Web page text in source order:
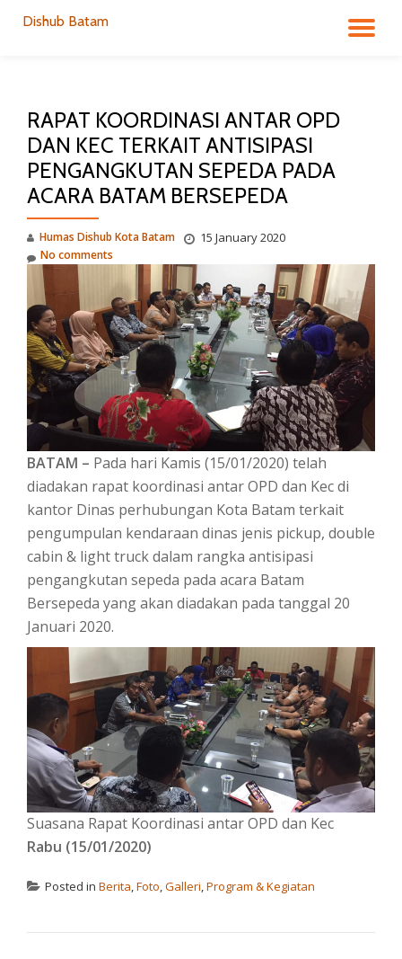
Dishub Batam
RAPAT KOORDINASI ANTAR OPD
DAN KEC TERKAIT ANTISIPASI
PENGANGKUTAN SEPEDA PADA
ACARA BATAM BERSEPEDA
Humas Dishub Kota Batam 15 January 2020
No comments
BATAM – Pada hari Kamis (15/01/2020) telah
diadakan rapat koordinasi antar OPD dan Kec di
kantor Dinas perhubungan Kota Batam terkait
pengumpulan kendaraan dinas jenis pickup, double
cabin & light truck dalam rangka antisipasi
pengangkutan sepeda pada acara Batam
Bersepeda yang akan diadakan pada tanggal 20
Januari 2020.
Suasana Rapat Koordinasi antar OPD dan Kec
Rabu (15/01/2020)
Posted in Berita,Foto,Galleri,Program & Kegiatan